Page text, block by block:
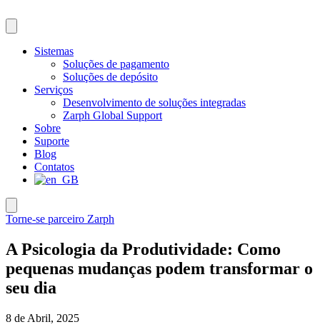
para
o
conteúdoSistemas
Soluções de pagamento
Soluções de depósito
Serviços
Desenvolvimento de soluções integradas
Zarph Global Support
Sobre
Suporte
Blog
Contatos
Torne-se parceiro Zarph
A Psicologia da Produtividade: Como
pequenas mudanças podem transformar o
seu dia
8 de Abril, 2025